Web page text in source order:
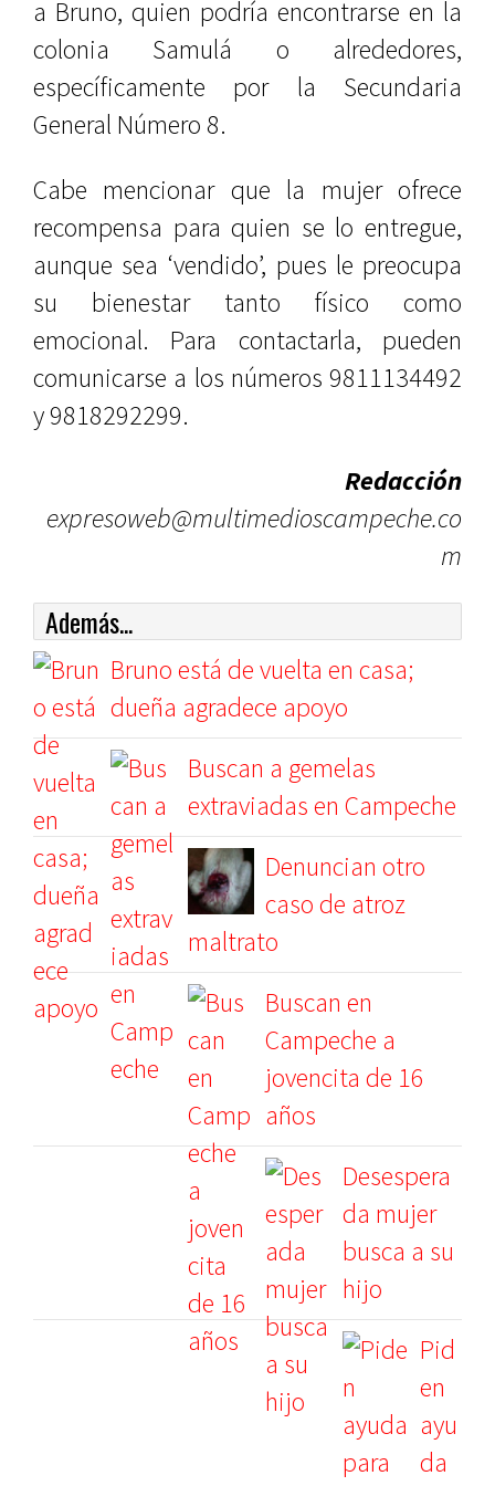
a Bruno, quien podría encontrarse en la
colonia Samulá o alrededores,
específicamente por la Secundaria
General Número 8.
Cabe mencionar que la mujer ofrece
recompensa para quien se lo entregue,
aunque sea ‘vendido’, pues le preocupa
su bienestar tanto físico como
emocional. Para contactarla, pueden
comunicarse a los números 9811134492
y 9818292299.
Redacción
expresoweb@multimedioscampeche.co
m
Además...
Bruno está de vuelta en casa;
dueña agradece apoyo
Buscan a gemelas
extraviadas en Campeche
Denuncian otro
caso de atroz
maltrato
Buscan en
Campeche a
jovencita de 16
años
Desespera
da mujer
busca a su
hijo
Pid
en
ayu
da